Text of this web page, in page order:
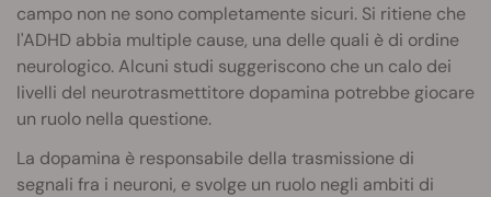
campo non ne sono completamente sicuri. Si ritiene che
l'ADHD abbia multiple cause, una delle quali è di ordine
neurologico. Alcuni studi suggeriscono che un calo dei
livelli del neurotrasmettitore dopamina potrebbe giocare
un ruolo nella questione.
La dopamina è responsabile della trasmissione di
segnali fra i neuroni, e svolge un ruolo negli ambiti di